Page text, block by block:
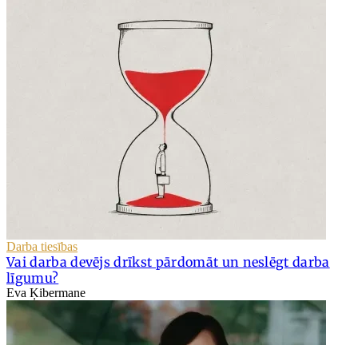
Darba tiesības
Vai darba devējs drīkst pārdomāt un neslēgt darba
līgumu?
Eva Ķibermane